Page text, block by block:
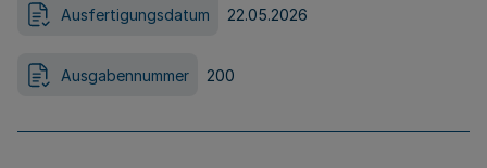
Ausfertigungsdatum 22.05.2026
Ausgabennummer 200